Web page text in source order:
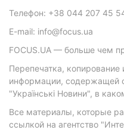
Телефон: +38 044 207 45
E-mail: info@focus.ua
FOCUS.UA — больше чем
Перепечатка, копирование
информации, содержащей
"Українські Новини", в
Все материалы, которые
ссылкой на агентство